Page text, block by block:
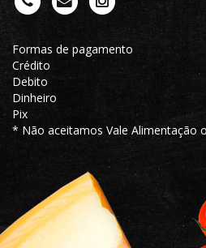
Formas de pagamento
Crédito
Debito
Dinheiro
Pix
* Não aceitamos Vale Alimentação